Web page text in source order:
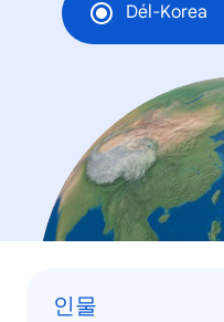
Dél-Korea
인물